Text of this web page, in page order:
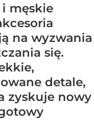
męskie
na wyzwania
się.
detale,
zyskuje nowy